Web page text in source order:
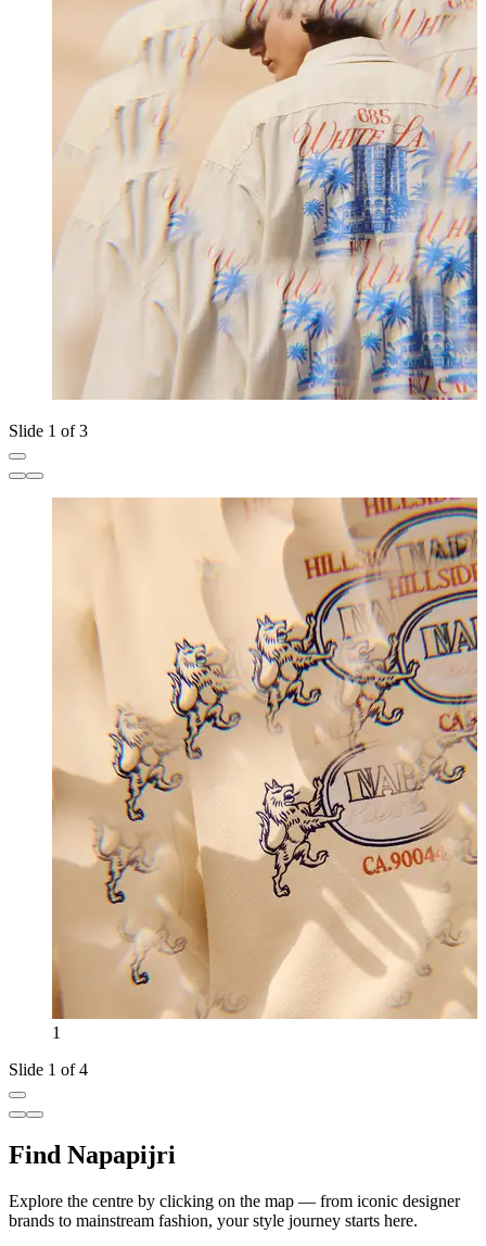
Slide 1 of 3
1
Slide 1 of 4
Find Napapijri
Explore the centre by clicking on the map — from iconic designer
brands to mainstream fashion, your style journey starts here.